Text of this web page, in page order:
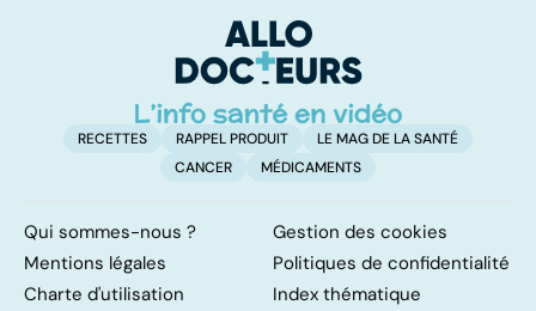
d'angine ?
RECETTES RAPPEL PRODUIT
LE MAG DE LA SANTÉ
CANCER
MÉDICAMENTS
Qui sommes-nous ?
Gestion des cookies
Mentions légales
Politiques de confidentialité
Charte d'utilisation
Index thématique